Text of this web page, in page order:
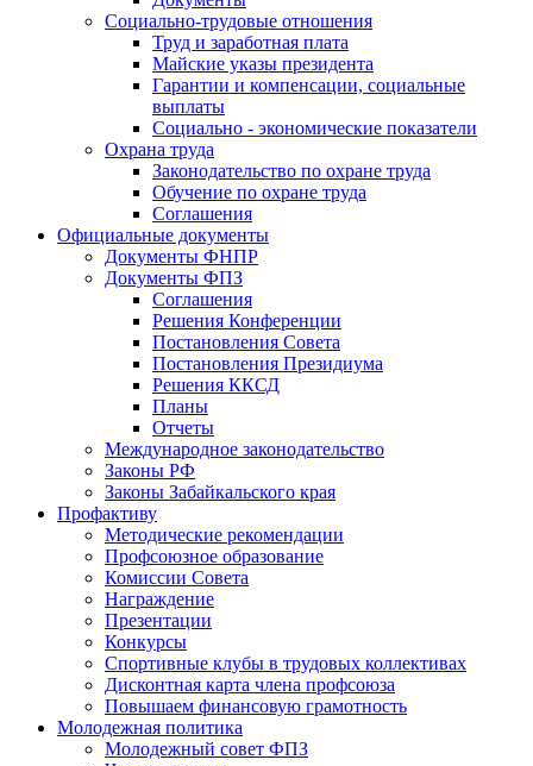
Социально-трудовые отношения
Труд и заработная плата
Майские указы президента
Гарантии и компенсации, социальные
выплаты
Социально - экономические показатели
Охрана труда
Законодательство по охране труда
Обучение по охране труда
Соглашения
Официальные документы
Документы ФНПР
Документы ФПЗ
Соглашения
Решения Конференции
Постановления Совета
Постановления Президиума
Решения ККСД
Планы
Отчеты
Международное законодательство
Законы РФ
Законы Забайкальского края
Профактиву
Методические рекомендации
Профсоюзное образование
Комиссии Совета
Награждение
Презентации
Конкурсы
Спортивные клубы в трудовых коллективах
Дисконтная карта члена профсоюза
Повышаем финансовую грамотность
Молодежная политика
Молодежный совет ФПЗ